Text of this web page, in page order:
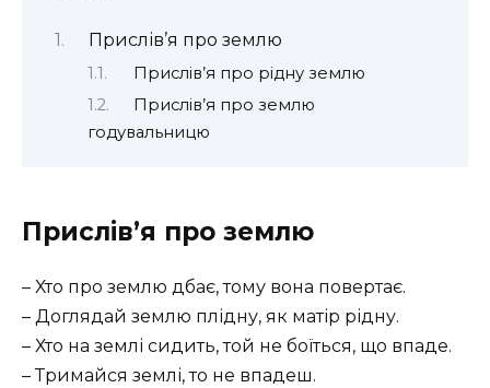
Прислів’я про землю
Прислів’я про рідну землю
Прислів’я про землю
годувальницю
Прислів’я про землю
– Хто про землю дбає, тому вона повертає.
– Доглядай землю плідну, як матір рідну.
– Хто на землі сидить, той не боїться, що впаде.
– Тримайся землі, то не впадеш.